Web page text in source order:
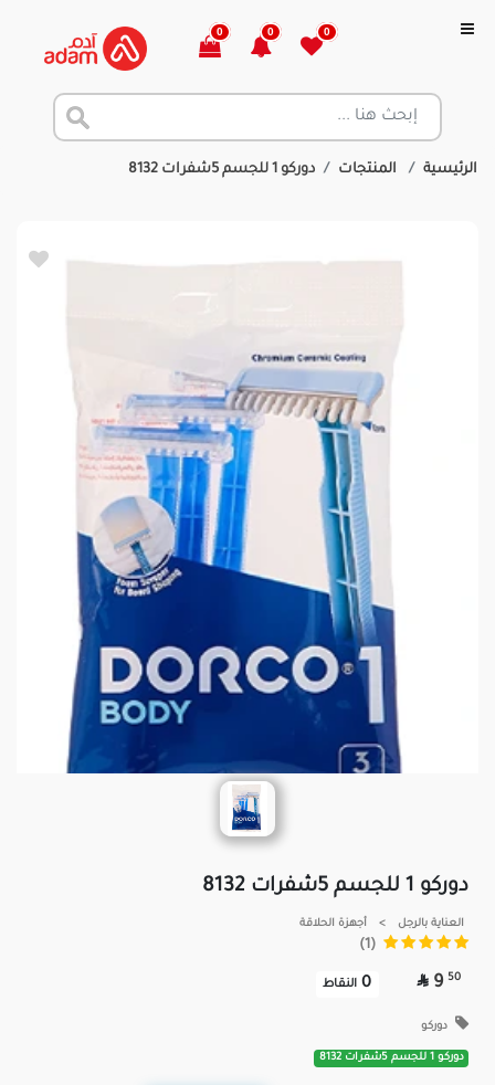
0
0
0
الرئيسية المنتجات دوركو 1 للجسم 5شفرات 8132
دوركو 1 للجسم 5شفرات 8132
العناية بالرجل > أجهزة الحلاقة
(1)
50
9

0 النقاط
دوركو
دوركو 1 للجسم 5شفرات 8132